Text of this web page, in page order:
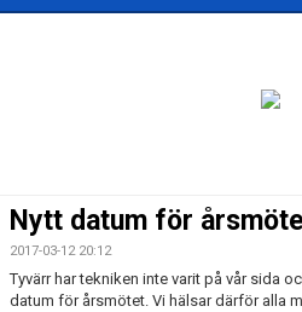
FRÅGOR OCH SVAR
AVBOKNING/ÅTERBETALNING
Nytt datum för årsmöte
2017-03-12 20:12
Tyvärr har tekniken inte varit på vår sida
datum för årsmötet. Vi hälsar därför alla